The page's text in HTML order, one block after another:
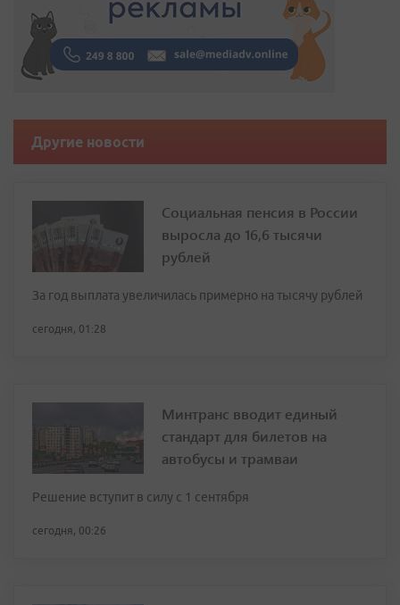
Другие новости
Социальная пенсия в России
выросла до 16,6 тысячи
рублей
За год выплата увеличилась примерно на тысячу рублей
сегодня, 01:28
Минтранс вводит единый
стандарт для билетов на
автобусы и трамваи
Решение вступит в силу с 1 сентября
сегодня, 00:26